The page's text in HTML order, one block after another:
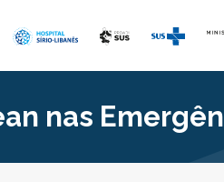
nas